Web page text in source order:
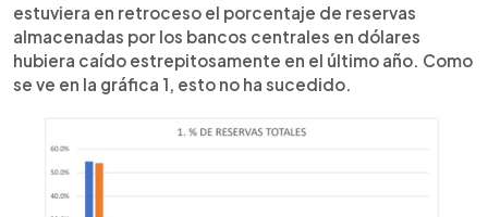
estuviera en retroceso el porcentaje de reservas
almacenadas por los bancos centrales en dólares
hubiera caído estrepitosamente en el último año. Como
se ve en la gráfica 1, esto no ha sucedido.